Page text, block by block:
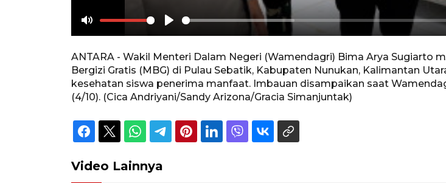
Mute Play
ANTARA - Wakil Menteri Dalam Negeri (Wamendagri) Bima Arya Sugiarto
Bergizi Gratis (MBG) di Pulau Sebatik, Kabupaten Nunukan, Kalimantan
kesehatan siswa penerima manfaat. Imbauan disampaikan saat
(4/10). (Cica Andriyani/Sandy Arizona/Gracia Simanjuntak)
Video Lainnya